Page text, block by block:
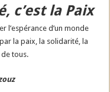
c’est la Paix
l’espérance d’un monde
la paix, la solidarité, la
tous.